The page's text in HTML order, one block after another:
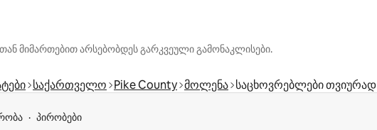
მიმართებით არსებობდეს გარკვეული გამონაკლისები.
საქართველო Pike County მოლენა საცხოვრებლები თვიურად
პირობები